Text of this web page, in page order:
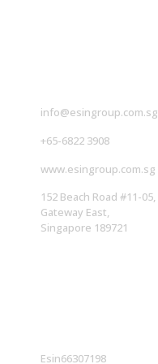
info@esingroup.com.sg
+65-6822 3908
www.esingroup.com.sg
152 Beach Road #11-05,
Gateway East,
Singapore 189721
Esin66307198